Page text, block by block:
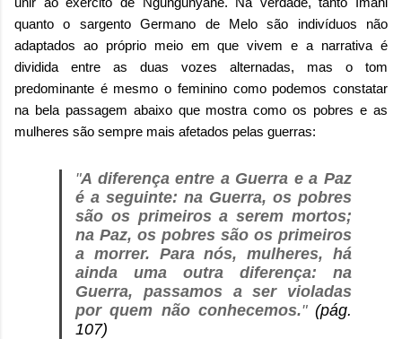
quanto o sargento Germano de Melo são indivíduos não
adaptados ao próprio meio em que vivem e a narrativa é
dividida entre as duas vozes alternadas, mas o tom
predominante é mesmo o feminino como podemos constatar
na bela passagem abaixo que mostra como os pobres e as
mulheres são sempre mais afetados pelas guerras:
"A diferença entre a Guerra e a Paz
é a seguinte: na Guerra, os pobres
são os primeiros a serem mortos;
na Paz, os pobres são os primeiros
a morrer. Para nós, mulheres, há
ainda uma outra diferença: na
Guerra, passamos a ser violadas
por quem não conhecemos." (pág.
107)